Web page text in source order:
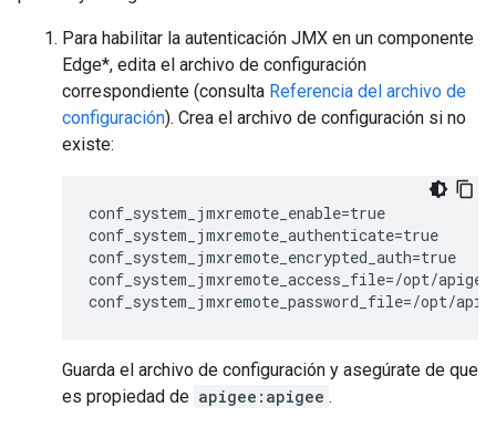
Para habilitar la autenticación JMX en un componente
Edge*, edita el archivo de configuración
correspondiente (consulta Referencia del archivo de
configuración). Crea el archivo de configuración si no
existe:
conf_system_jmxremote_enable=true
conf_system_jmxremote_authenticate=true
conf_system_jmxremote_encrypted_auth=true
conf_system_jmxremote_access_file=/opt/
conf_system_jmxremote_password_file=/opt/
Guarda el archivo de configuración y asegúrate de que
es propiedad de apigee:apigee .